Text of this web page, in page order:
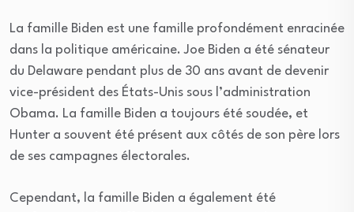
La famille Biden est une famille profondément enracinée
dans la politique américaine. Joe Biden a été sénateur
du Delaware pendant plus de 30 ans avant de devenir
vice-président des États-Unis sous l’administration
Obama. La famille Biden a toujours été soudée, et
Hunter a souvent été présent aux côtés de son père lors
de ses campagnes électorales.
Cependant, la famille Biden a également été